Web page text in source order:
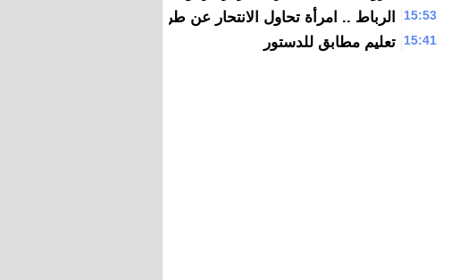
15:53 الرباط .. امرأة تحاول الانتحار عن طريق تسلقها لعمود كهربائي
15:41 تعليم مطابق للدستور